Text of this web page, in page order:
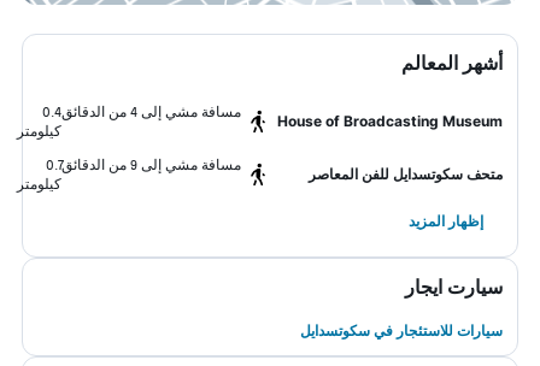
أشهر المعالم
House of Broadcasting Museum
مسافة مشي إلى 4 من الدقائق
0.4
كيلومتر
متحف سكوتسدايل للفن المعاصر
مسافة مشي إلى 9 من الدقائق
0.7
كيلومتر
إظهار المزيد
سيارت ايجار
سيارات للاستئجار في سكوتسدايل